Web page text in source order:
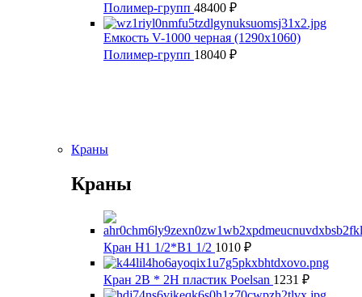
Полимер-групп 48400 ₽
Емкость V-1000 черная (1290х1060)
Полимер-групп 18040 ₽
Краны
Краны
Кран Н1 1/2*В1 1/2 1010 ₽
Кран 2В * 2Н пластик Poelsan 1231 ₽